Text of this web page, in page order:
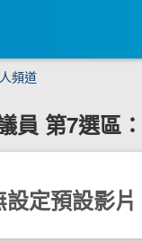
頻道
員 第7選區：
定預設影片